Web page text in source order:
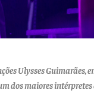
Ulysses Guimarães,
dos maiores